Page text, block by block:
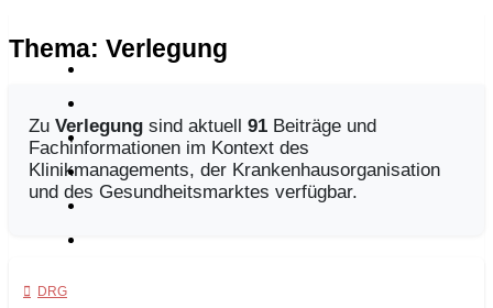
Thema: Verlegung
Zu Verlegung sind aktuell 91 Beiträge und
Fachinformationen im Kontext des
Klinikmanagements, der Krankenhausorganisation
und des Gesundheitsmarktes verfügbar.
DRG